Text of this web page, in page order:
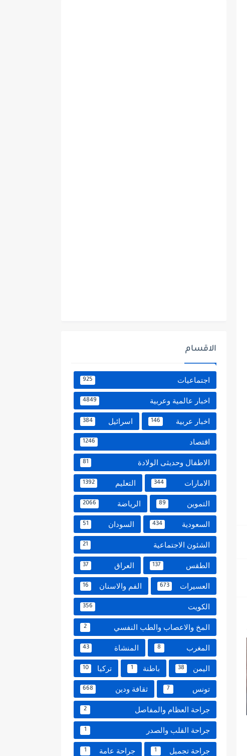
الاقسام
اجتماعيات 925
اخبار عالمية وعربية 4849
اخبار عربية 146 اسرائيل 384
اقتصاد 1246
الاطفال وحديثى الولادة 81
الامارات 344 التعليم 1392
التموين 89 الرياضة 2066
السعودية 434 السودان 51
الشئون الاجتماعية 21
الطقس 137 العراق 37
العسيرات 673 الفم والاسنان 16
الكويت 356
المخ والاعصاب والطب النفسي 2
المغرب 8 المنشاة 43
اليمن 38 باطنة 1 تركيا 10
تونس 7 ثقافة ودين 668
جراحة العظام والمفاصل 2
جراحة القلب والصدر 1
جراحة تجميل 1 جراحة عامة 1